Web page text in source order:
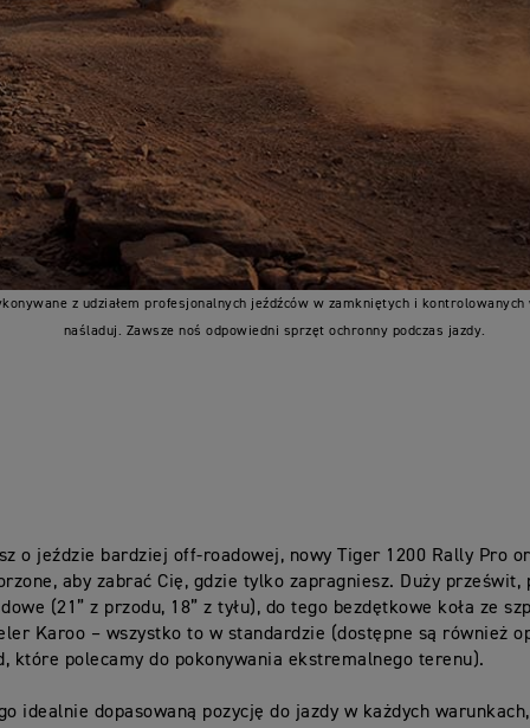
z udziałem profesjonalnych jeźdźców w zamkniętych i kontrolowanych
naśladuj. Zawsze noś odpowiedni sprzęt ochronny podczas jazdy.
o jeździe bardziej off-roadowej, nowy Tiger 1200 Rally Pro
aby zabrać Cię, gdzie tylko zapragniesz. Duży prześwit,
(21” z przodu, 18” z tyłu), do tego bezdętkowe koła ze
Karoo – wszystko to w standardzie (dostępne są również
które polecamy do pokonywania ekstremalnego terenu).
idealnie dopasowaną pozycję do jazdy w każdych